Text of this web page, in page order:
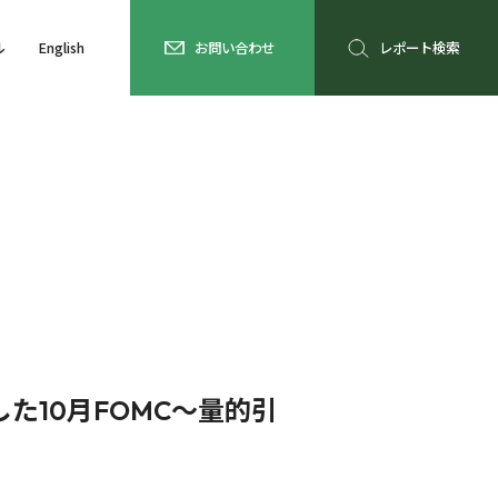
English お問い合わせ レポート検索
10月FOMC～量的引